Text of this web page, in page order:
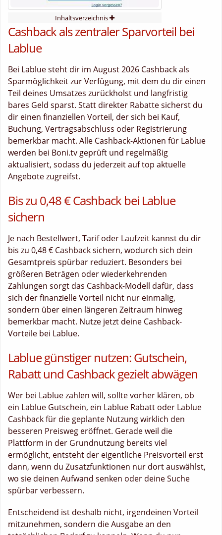
Inhaltsverzeichnis
Cashback als zentraler Sparvorteil bei
Lablue
Bei Lablue steht dir im August 2026 Cashback als
Sparmöglichkeit zur Verfügung, mit dem du dir einen
Teil deines Umsatzes zurückholst und langfristig
bares Geld sparst. Statt direkter Rabatte sicherst du
dir einen finanziellen Vorteil, der sich bei Kauf,
Buchung, Vertragsabschluss oder Registrierung
bemerkbar macht. Alle Cashback-Aktionen für Lablue
werden bei Boni.tv geprüft und regelmäßig
aktualisiert, sodass du jederzeit auf top aktuelle
Angebote zugreifst.
Bis zu 0,48 € Cashback bei Lablue
sichern
Je nach Bestellwert, Tarif oder Laufzeit kannst du dir
bis zu 0,48 € Cashback sichern, wodurch sich dein
Gesamtpreis spürbar reduziert. Besonders bei
größeren Beträgen oder wiederkehrenden
Zahlungen sorgt das Cashback-Modell dafür, dass
sich der finanzielle Vorteil nicht nur einmalig,
sondern über einen längeren Zeitraum hinweg
bemerkbar macht. Nutze jetzt deine Cashback-
Vorteile bei Lablue.
Lablue günstiger nutzen: Gutschein,
Rabatt und Cashback gezielt abwägen
Wer bei Lablue zahlen will, sollte vorher klären, ob
ein Lablue Gutschein, ein Lablue Rabatt oder Lablue
Cashback für die geplante Nutzung wirklich den
besseren Preisweg eröffnet. Gerade weil die
Plattform in der Grundnutzung bereits viel
ermöglicht, entsteht der eigentliche Preisvorteil erst
dann, wenn du Zusatzfunktionen nur dort auswählst,
wo sie deinen Aufwand senken oder deine Suche
spürbar verbessern.
Entscheidend ist deshalb nicht, irgendeinen Vorteil
mitzunehmen, sondern die Ausgabe an den